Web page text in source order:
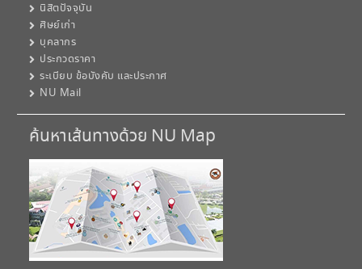
นิสิตปัจจุบัน
ศิษย์เก่า
บุคลากร
ประกวดราคา
ระเบียบ ข้อบังคับ และประกาศ
NU Mail
ค้นหาเส้นทางด้วย NU Map